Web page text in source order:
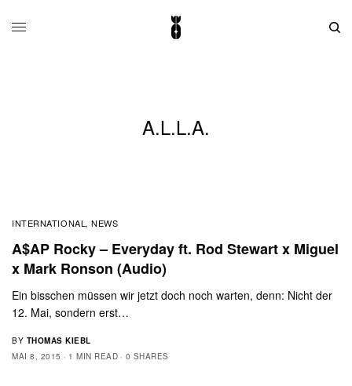
A.L.L.A.
INTERNATIONAL ,NEWS
A$AP Rocky – Everyday ft. Rod Stewart x Miguel
x Mark Ronson (Audio)
Ein bisschen müssen wir jetzt doch noch warten, denn: Nicht der
12. Mai, sondern erst…
BY THOMAS KIEBL
MAI 8, 2015
1 MIN READ 0 SHARES